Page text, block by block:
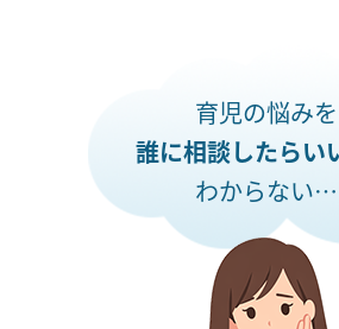
育児の悩みを
誰に相談したらい
わからない…